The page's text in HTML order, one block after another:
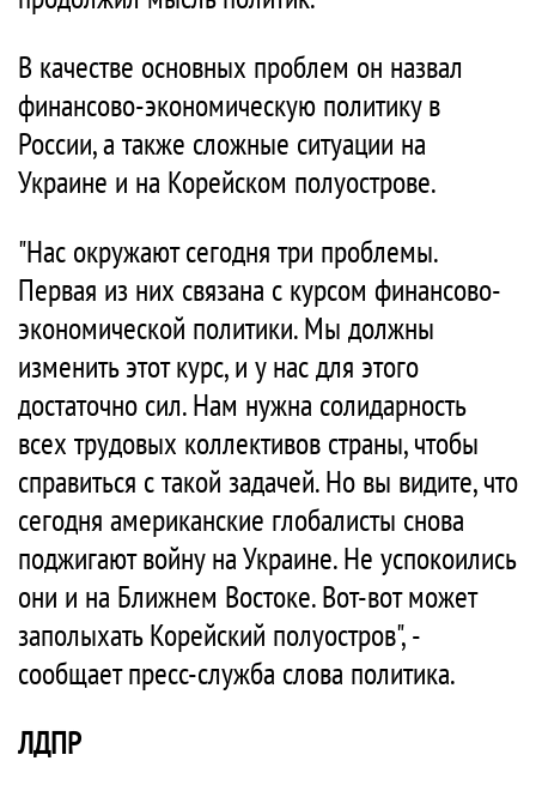
В качестве основных проблем он назвал
финансово-экономическую политику в
России, а также сложные ситуации на
Украине и на Корейском полуострове.
"Нас окружают сегодня три проблемы.
Первая из них связана с курсом финансово-
экономической политики. Мы должны
изменить этот курс, и у нас для этого
достаточно сил. Нам нужна солидарность
всех трудовых коллективов страны, чтобы
справиться с такой задачей. Но вы видите, что
сегодня американские глобалисты снова
поджигают войну на Украине. Не успокоились
они и на Ближнем Востоке. Вот-вот может
заполыхать Корейский полуостров", -
сообщает пресс-служба слова политика.
ЛДПР